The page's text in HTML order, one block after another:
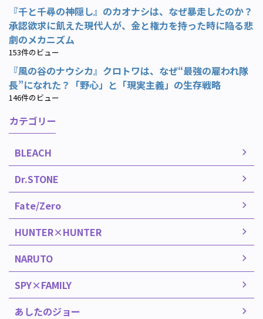
『千と千尋の神隠し』のカオナシは、なぜ暴走したのか？
承認欲求に飢えた現代人が、金と権力を持った時に陥る悲
劇のメカニズム
153件のビュー
『風の谷のナウシカ』クロトワは、なぜ“最強の雇われ隊
長”になれた？「野心」と「現実主義」の生存戦略
146件のビュー
カテゴリー
BLEACH
Dr.STONE
Fate/Zero
HUNTER×HUNTER
NARUTO
SPY×FAMILY
あしたのジョー